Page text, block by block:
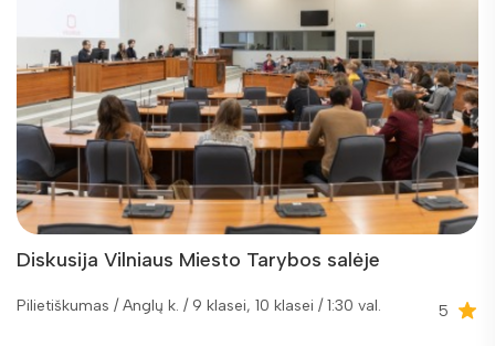
Diskusija Vilniaus Miesto Tarybos salėje
Pilietiškumas / Anglų k. / 9 klasei, 10 klasei / 1:30 val. 5